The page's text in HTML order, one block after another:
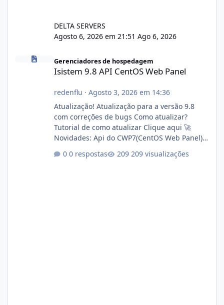
DELTA SERVERS
Agosto 6, 2026 em 21:51 Ago 6, 2026
Isistem 9.8 API CentOS Web Panel
Gerenciadores de hospedagem
Isistem 9.8 API CentOS Web Panel
redenflu · Agosto 3, 2026 em 14:36
Atualização! Atualização para a versão 9.8
com correções de bugs Como atualizar?
Tutorial de como atualizar Clique aqui 🚀
Novidades: Api do CWP7(CentOS Web Panel)
autorizado a usasr o isistem:
0 respostas 209 visualizações